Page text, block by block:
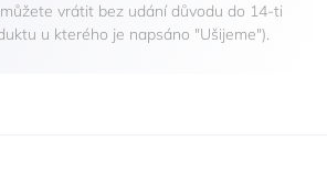
vrátit bez udání důvodu do 14-ti
u kterého je napsáno "Ušijeme").